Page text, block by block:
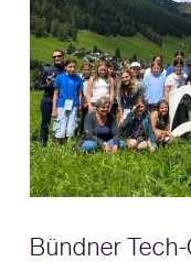
Bündner